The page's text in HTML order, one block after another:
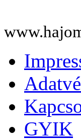
GYIK